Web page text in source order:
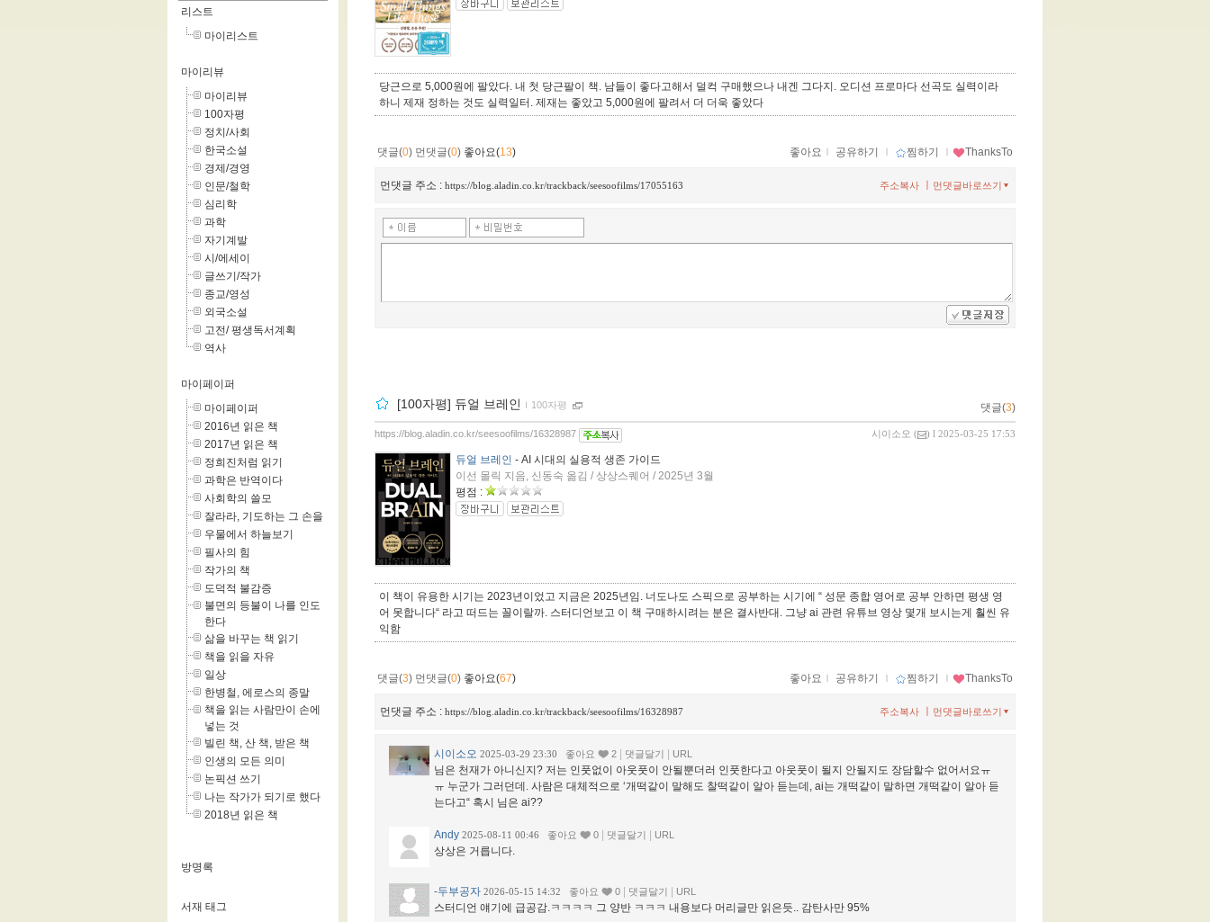
당근으로 5,000원에 팔았다. 내 첫 당근팔이 책. 남들이 좋다고해서 덜컥 구매했으나 내겐 그다지. 오디션 프로마다 선곡도 실력이라
하니 제재 정하는 것도 실력일터. 제재는 좋았고 5,000원에 팔려서 더 더욱 좋았다
댓글(0) 먼댓글(0) 좋아요(13) 좋아요 ｌ 공유하기 ｌ 찜하기 ｌ ThanksTo
먼댓글 주소 : https://blog.aladin.co.kr/trackback/seesoofilms/17055163 먼댓글바로쓰기
주소복사
[100자평] 듀얼 브레인 ｌ 100자평 댓글(3)
시이소오 ( ) l 2025-03-25 17:53
https://blog.aladin.co.kr/seesoofilms/16328987
듀얼 브레인 - AI 시대의 실용적 생존 가이드
이선 몰릭 지음, 신동숙 옮김 / 상상스퀘어 / 2025년 3월
평점 :
이 책이 유용한 시기는 2023년이었고 지금은 2025년임. 너도나도 스픽으로 공부하는 시기에 “ 성문 종합 영어로 공부 안하면 평생 영
어 못합니다“ 라고 떠드는 꼴이랄까. 스터디언보고 이 책 구매하시려는 분은 결사반대. 그냥 ai 관련 유튜브 영상 몇개 보시는게 훨씬 유
익함
댓글(3) 먼댓글(0) 좋아요(67) 좋아요 ｌ 공유하기 ｌ 찜하기 ｌ ThanksTo
먼댓글 주소 : https://blog.aladin.co.kr/trackback/seesoofilms/16328987 먼댓글바로쓰기
주소복사
시이소오 2025-03-29 23:30 좋아요 2 댓글달기 URL
님은 천재가 아니신지? 저는 인풋없이 아웃풋이 안될뿐더러 인풋한다고 아웃풋이 될지 안될지도 장담할수 없어서요ㅠ
ㅠ 누군가 그러던데. 사람은 대체적으로 ‘개떡같이 말해도 찰떡같이 알아 듣는데, ai는 개떡같이 말하면 개떡같이 알아 듣
는다고“ 혹시 님은 ai??
Andy 2025-08-11 00:46 좋아요 0 댓글달기 URL
상상은 거릅니다.
-두부공자 2026-05-15 14:32 좋아요 0 댓글달기 URL
스터디언 얘기에 급공감.ㅋㅋㅋㅋ 그 양반 ㅋㅋㅋ 내용보다 머리글만 읽은듯.. 감탄사만 95%
리스트
마이리스트
마이리뷰
마이리뷰
100자평
정치/사회
한국소설
경제/경영
인문/철학
심리학
과학
자기계발
시/에세이
글쓰기/작가
종교/영성
외국소설
고전/ 평생독서계획
역사
마이페이퍼
마이페이퍼
2016년 읽은 책
2017년 읽은 책
정희진처럼 읽기
과학은 반역이다
사회학의 쓸모
잘라라, 기도하는 그 손을
우물에서 하늘보기
필사의 힘
작가의 책
도덕적 불감증
불면의 등불이 나를 인도
한다
삶을 바꾸는 책 읽기
책을 읽을 자유
일상
한병철, 에로스의 종말
책을 읽는 사람만이 손에
넣는 것
빌린 책, 산 책, 받은 책
인생의 모든 의미
논픽션 쓰기
나는 작가가 되기로 했다
2018년 읽은 책
방명록
서재 태그